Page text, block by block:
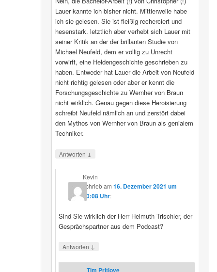
Lauer kannte ich bisher nicht. Mittlerweile habe
ich sie gelesen. Sie ist fleißig recherciert und
hesenstark. letztlich aber verhebt sich Lauer mit
seiner Kritik an der der brillanten Studie von
Michael Neufeld, dem er völlig zu Unrecht
vorwirft, eine Heldengeschichte geschrieben zu
haben. Entweder hat Lauer die Arbeit von Neufeld
nicht richtig gelesen oder aber er kennt die
Forschungsgeschichte zu Wernher von Braun
nicht wirklich. Genau gegen diese Heroisierung
schreibt Neufeld nämlich an und zerstört dabei
den Mythos von Wernher von Braun als genialem
Techniker.
Antworten ↓
Kevin
schriebam16. Dezember 2021 um
20:08 Uhr:
Sind Sie wirklich der Herr Helmuth Trischler, der
Gesprächspartner aus dem Podcast?
Antworten ↓
Tim Pritlove